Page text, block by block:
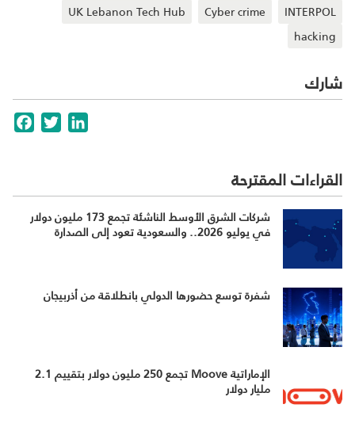
INTERPOL
Cyber crime
UK Lebanon Tech Hub
hacking
شارك
TwitterLinkedIn
القراءات المقترحة
شركات الشرق الأوسط الناشئة تجمع 173 مليون دولار
في يوليو 2026.. والسعودية تعود إلى الصدارة
شفرة توسع حضورها الدولي بانطلاقة من أذربيجان
الإماراتية Moove تجمع 250 مليون دولار بتقييم 2.1
مليار دولار